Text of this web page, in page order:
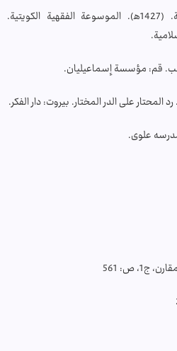
وزارة الأوقاف والشؤون الإسلامیة. (1427ه‍). الموسوعة الفقهیة الکویتیة.
قم: مؤسسة إسماعیلیان.
علوی.
ص: 561